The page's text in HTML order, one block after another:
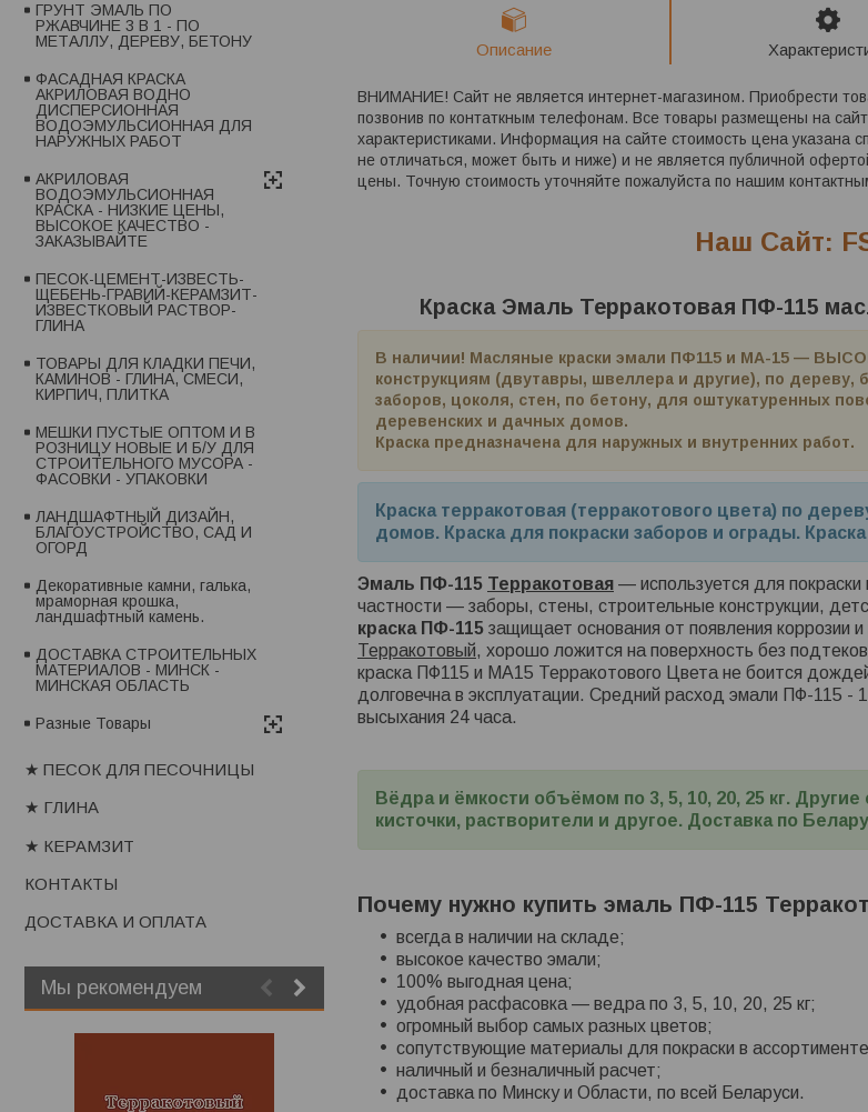
Описание
ВНИМАНИЕ! Сайт не является интернет-магазином. Приобрести
позвонив по контаткным телефонам. Все товары размещены на
характеристиками. Информация на сайте стоимость цена указана
не отличаться, может быть и ниже) и не является публичной
цены. Точную стоимость уточняйте пожалуйста по нашим
Наш Сайт:
Краска Эмаль Терракотовая ПФ-115
В наличии! Масляные краски эмали ПФ115 и МА-15 —
конструкциям (двутавры, швеллера и другие), по дереву,
заборов, цоколя, стен, по бетону, для оштукатуренных
деревенских и дачных домов.
Краска предназначена для наружных и внутренних работ.
Краска терракотовая (терракотового цвета) по
домов. Краска для покраски заборов и ограды.
Эмаль ПФ-115 Терракотовая — используется для
частности — заборы, стены, строительные конструкции,
краска ПФ-115 защищает основания от появления
Терракотовый, хорошо ложится на поверхность без
краска ПФ115 и МА15 Терракотового Цвета не боится
долговечна в эксплуатации. Средний расход эмали ПФ-115 -
высыхания 24 часа.
Вёдра и ёмкости объёмом по 3, 5, 10, 20, 25 кг.
кисточки, растворители и другое. Доставка по
Почему нужно купить эмаль ПФ-115
всегда в наличии на складе;
высокое качество эмали;
100% выгодная цена;
удобная расфасовка — ведра по 3, 5, 10, 20, 25 кг;
огромный выбор самых разных цветов;
сопутствующие материалы для покраски в
наличный и безналичный расчет;
доставка по Минску и Области, по всей Беларуси.
ГРУНТ ЭМАЛЬ ПО
РЖАВЧИНЕ 3 В 1 - ПО
МЕТАЛЛУ, ДЕРЕВУ, БЕТОНУ
ФАСАДНАЯ КРАСКА
АКРИЛОВАЯ ВОДНО
ДИСПЕРСИОННАЯ
ВОДОЭМУЛЬСИОННАЯ ДЛЯ
НАРУЖНЫХ РАБОТ
АКРИЛОВАЯ
ВОДОЭМУЛЬСИОННАЯ
КРАСКА - НИЗКИЕ ЦЕНЫ,
ВЫСОКОЕ КАЧЕСТВО -
ЗАКАЗЫВАЙТЕ
ПЕСОК-ЦЕМЕНТ-ИЗВЕСТЬ-
ЩЕБЕНЬ-ГРАВИЙ-КЕРАМЗИТ-
ИЗВЕСТКОВЫЙ РАСТВОР-
ГЛИНА
ТОВАРЫ ДЛЯ КЛАДКИ ПЕЧИ,
КАМИНОВ - ГЛИНА, СМЕСИ,
КИРПИЧ, ПЛИТКА
МЕШКИ ПУСТЫЕ ОПТОМ И В
РОЗНИЦУ НОВЫЕ И Б/У ДЛЯ
СТРОИТЕЛЬНОГО МУСОРА -
ФАСОВКИ - УПАКОВКИ
ЛАНДШАФТНЫЙ ДИЗАЙН,
БЛАГОУСТРОЙСТВО, САД И
ОГОРД
Декоративные камни, галька,
мраморная крошка,
ландшафтный камень.
ДОСТАВКА СТРОИТЕЛЬНЫХ
МАТЕРИАЛОВ - МИНСК -
МИНСКАЯ ОБЛАСТЬ
Разные Товары
★ ПЕСОК ДЛЯ ПЕСОЧНИЦЫ
★ ГЛИНА
★ КЕРАМЗИТ
КОНТАКТЫ
ДОСТАВКА И ОПЛАТА
Мы рекомендуем